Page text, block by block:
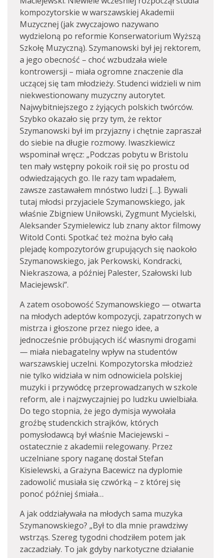
kompozytorskie w warszawskiej Akademii
Muzycznej (jak zwyczajowo nazywano
wydzieloną po reformie Konserwatorium Wyższą
Szkołę Muzyczną). Szymanowski był jej rektorem,
a jego obecność – choć wzbudzała wiele
kontrowersji – miała ogromne znaczenie dla
uczącej się tam młodzieży. Studenci widzieli w nim
niekwestionowany muzyczny autorytet.
Najwybitniejszego z żyjących polskich twórców.
Szybko okazało się przy tym, że rektor
Szymanowski był im przyjazny i chętnie zapraszał
do siebie na długie rozmowy. Iwaszkiewicz
wspominał wręcz: „Podczas pobytu w Bristolu
ten mały wstępny pokoik roił się po prostu od
odwiedzających go. Ile razy tam wpadałem,
zawsze zastawałem mnóstwo ludzi […]. Bywali
tutaj młodsi przyjaciele Szymanowskiego, jak
właśnie Zbigniew Uniłowski, Zygmunt Mycielski,
Aleksander Szymielewicz lub znany aktor filmowy
Witold Conti. Spotkać też można było całą
plejadę kompozytorów grupujących się naokoło
Szymanowskiego, jak Perkowski, Kondracki,
Niekraszowa, a później Palester, Szałowski lub
Maciejewski”.
A zatem osobowość Szymanowskiego — otwarta
na młodych adeptów kompozycji, zapatrzonych w
mistrza i głoszone przez niego idee, a
jednocześnie próbujących iść własnymi drogami
— miała niebagatelny wpływ na studentów
warszawskiej uczelni. Kompozytorska młodzież
nie tylko widziała w nim odnowiciela polskiej
muzyki i przywódcę przeprowadzanych w szkole
reform, ale i najzwyczajniej po ludzku uwielbiała.
Do tego stopnia, że jego dymisja wywołała
groźbę studenckich strajków, których
pomysłodawcą był właśnie Maciejewski –
ostatecznie z akademii relegowany. Przez
uczelniane spory naganę dostał Stefan
Kisielewski, a Grażyna Bacewicz na dyplomie
zadowolić musiała się czwórką – z której się
ponoć później śmiała…
A jak oddziaływała na młodych sama muzyka
Szymanowskiego? „Był to dla mnie prawdziwy
wstrząs. Szereg tygodni chodziłem potem jak
zaczadziały. To jak gdyby narkotyczne działanie